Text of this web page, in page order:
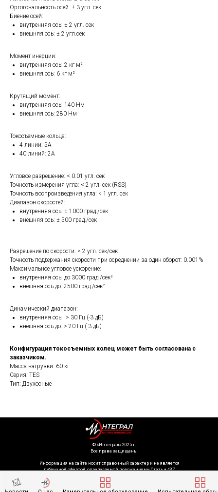
Ортогональность осей: ± 3 угл. сек
Биение осей:
внутренняя ось: ± 2 угл. сек
внешняя ось: ± 2 угл.сек
Момент инерции:
внутренняя ось: 2 кг м²
внешняя ось: 6 кг м²
Крутящий момент:
внутренняя ось: 140 Нм
внешняя ось: 280 Нм
Токосъемные кольца:
4 линии: 5А
40 линий: 2А
Угловое разрешение: < 0.01 угл. сек
Точность измерения угла: < 2 угл. сек (RSS)
Точность воспроизведения угла: < 1 угл. сек
Диапазон скоростей:
внутренняя ось: ± 1000 град./сек
внешняя ось: ± 500 град./сек
Разрешение по скорости: < 2 угл. сек/сек
Точность поддержания скорости при осреднении за один оборот: 0.001%
Максимальное угловое ускорение:
внутренняя ось: до 3000 град./сек²
внешняя ось до: 2500 град./сек²
Динамический диапазон:
внутренняя ось: > 30 Гц (-3 дБ)
внешняя ось до: > 20 Гц (-3 дБ)
Конфигурация токосъемных колец может быть согласована с
заказчиком.
Масса нагрузки: 60 кг
Серия: TES
Тип: Двухосные
Информация на сайте носит справочный характер и не является
публичной офертой, определяемой положениями Статьи 437
(спецификация) и комплект поставки товара могут быть изменены
производителем без предварительного уведомления. Уточняйте
©️ «Интеграл» 2025 г.
Все права защищены